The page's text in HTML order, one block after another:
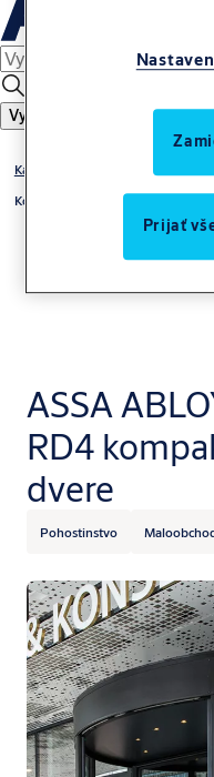
Vyhľadať
Karuselové dvere
Kompaktné
ASSA
RD4
dvere
Pohostinstvo
Prijať